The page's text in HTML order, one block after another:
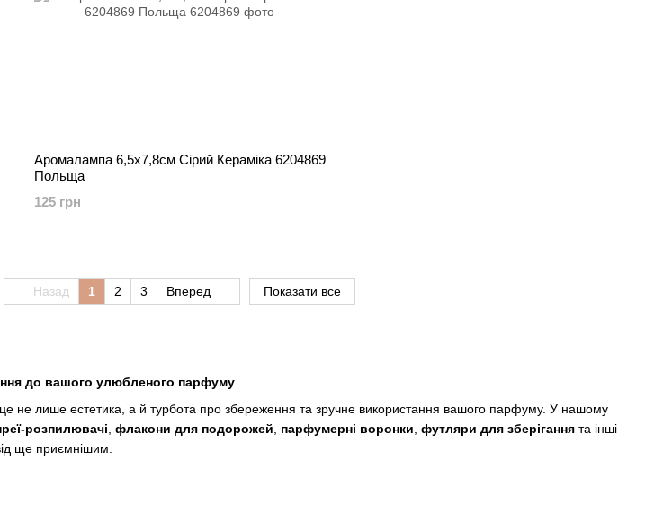
до вашого улюбленого парфуму
не лише естетика, а й турбота про збереження та зручне використання вашого парфуму. У нашому
розпилювачі, флакони для подорожей, парфумерні воронки, футляри для зберігання та інші
ще приємнішим.
Аромалампа 6,5х7,8см Сірий Кераміка 6204869
Польща
125 грн
Назад 1 2 3 Вперед Показати все